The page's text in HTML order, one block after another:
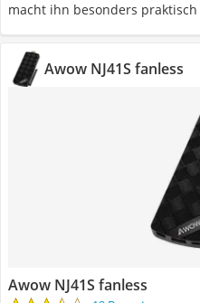
macht ihn besonders
Awow NJ41S fanless
Awow NJ41S fanless